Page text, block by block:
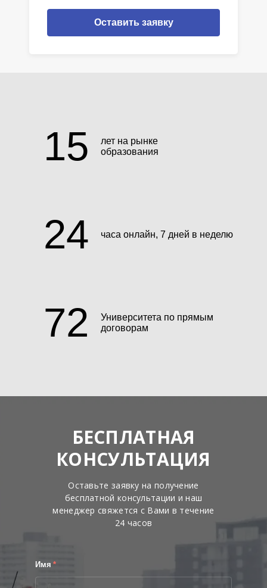
Оставить заявку
15
лет на рынке
образования
24 часа онлайн, 7 дней в неделю
72
Университета по прямым
договорам
БЕСПЛАТНАЯ
КОНСУЛЬТАЦИЯ
Оставьте заявку на получение
бесплатной консультации и наш
менеджер свяжется с Вами в течение
24 часов
Имя *